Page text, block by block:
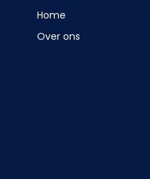
Home
Over ons